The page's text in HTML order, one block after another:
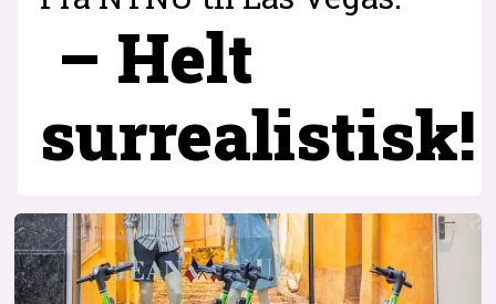
– Helt
surrealistisk!